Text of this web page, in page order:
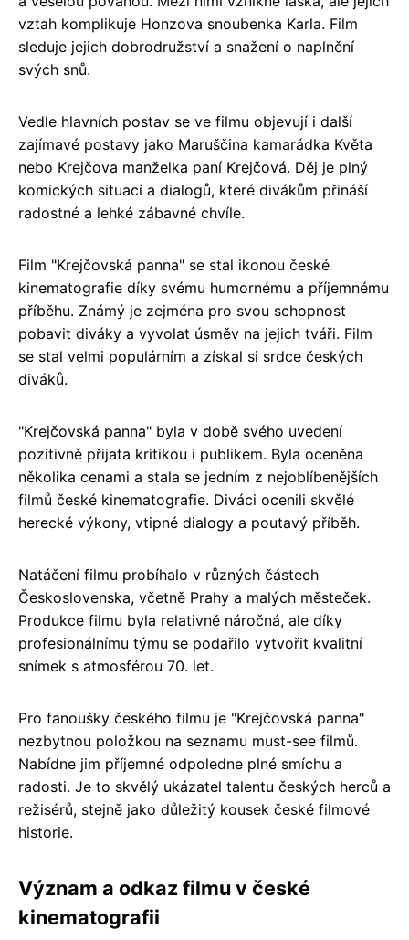
vztah komplikuje Honzova snoubenka Karla. Film
sleduje jejich dobrodružství a snažení o naplnění
svých snů.
Vedle hlavních postav se ve filmu objevují i další
zajímavé postavy jako Maruščina kamarádka Květa
nebo Krejčova manželka paní Krejčová. Děj je plný
komických situací a dialogů, které divákům přináší
radostné a lehké zábavné chvíle.
Film "Krejčovská panna" se stal ikonou české
kinematografie díky svému humornému a příjemnému
příběhu. Známý je zejména pro svou schopnost
pobavit diváky a vyvolat úsměv na jejich tváři. Film
se stal velmi populárním a získal si srdce českých
diváků.
"Krejčovská panna" byla v době svého uvedení
pozitivně přijata kritikou i publikem. Byla oceněna
několika cenami a stala se jedním z nejoblíbenějších
filmů české kinematografie. Diváci ocenili skvělé
herecké výkony, vtipné dialogy a poutavý příběh.
Natáčení filmu probíhalo v různých částech
Československa, včetně Prahy a malých městeček.
Produkce filmu byla relativně náročná, ale díky
profesionálnímu týmu se podařilo vytvořit kvalitní
snímek s atmosférou 70. let.
Pro fanoušky českého filmu je "Krejčovská panna"
nezbytnou položkou na seznamu must-see filmů.
Nabídne jim příjemné odpoledne plné smíchu a
radosti. Je to skvělý ukázatel talentu českých herců a
režisérů, stejně jako důležitý kousek české filmové
historie.
Význam a odkaz filmu v české
kinematografii